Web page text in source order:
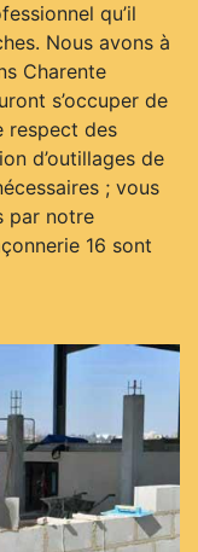
qu’il
Nous avons à
Charente
s’occuper de
respect des
d’outillages de
; vous
par notre
16 sont